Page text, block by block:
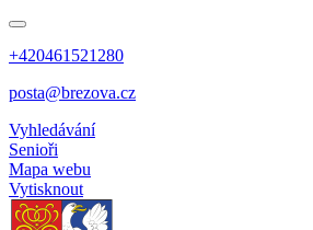
+420461521280
posta@brezova.cz
Vyhledávání
Senioři
Mapa webu
Vytisknout